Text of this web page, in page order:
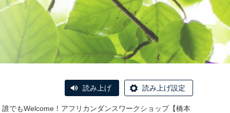
読み上げ 読み上げ設定
でもWelcome！アフリカンダンスワークショップ【橋本